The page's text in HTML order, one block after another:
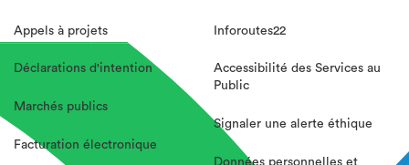
Appels à projets
Déclarations d'intention
Marchés publics
Facturation électronique
Inforoutes22
Accessibilité des Services au
Public
Signaler une alerte éthique
Données personnelles et